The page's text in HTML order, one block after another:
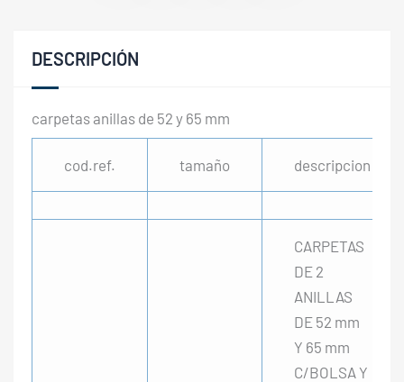
DESCRIPCIÓN
carpetas anillas de 52 y 65 mm
cod.ref. tamaño descripcion
CARPETAS
DE 2
ANILLAS
DE 52 mm
Y 65 mm
C/BOLSA Y